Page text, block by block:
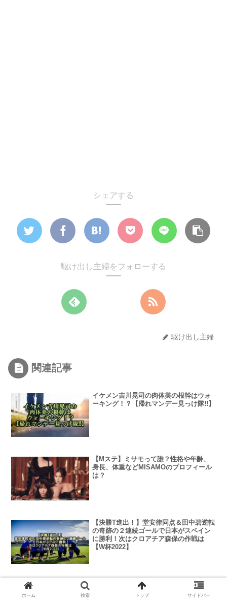
シェアする
駆け出し主婦をフォローする
駆け出し主婦
関連記事
イケメン吉川晃司の肉体美の根幹はウォ
ーキング！？【帰れマンデー見っけ隊!!】
【Mステ】ミサモって誰？性格や年齢、
身長、体重などMISAMOのプロフィール
は？
【決勝T進出！】堂安律同点＆田中碧逆転
の奇跡の２連続ゴールで日本がスペイン
に勝利！次はクロアチア森保の作戦は
【W杯2022】
窪塚洋介って誰？40代でお腹出てない！
肌キレイの秘訣の食事や体重は？
ホーム 検索 トップ サイドバー